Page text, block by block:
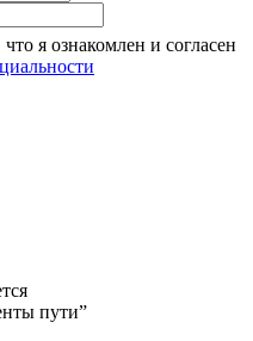
я ознакомлен и согласен
пути”